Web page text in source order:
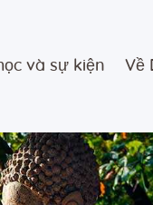
và sự kiện Về